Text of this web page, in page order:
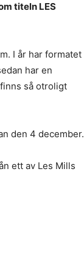
titeln LES
I år har formatet
har en
så otroligt
den 4 december.
ett av Les Mills